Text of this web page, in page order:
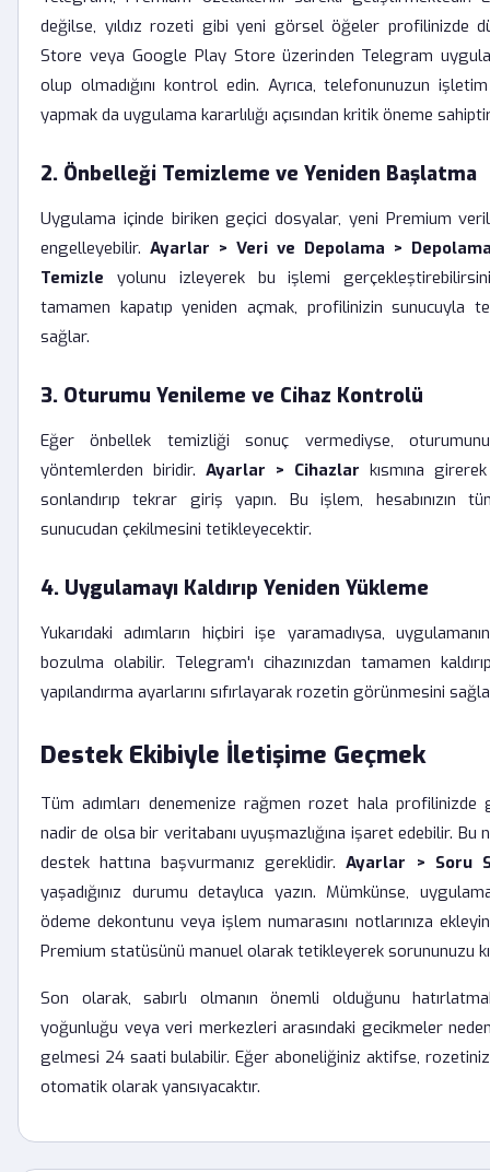
değilse, yıldız rozeti gibi yeni görsel öğeler profilinizde
Store veya Google Play Store üzerinden Telegram
olup olmadığını kontrol edin. Ayrıca, telefonunuzun
yapmak da uygulama kararlılığı açısından kritik öneme
2. Önbelleği Temizleme ve Yeniden Başlatma
Uygulama içinde biriken geçici dosyalar, yeni Premium
engelleyebilir. Ayarlar > Veri ve Depolama >
Temizle yolunu izleyerek bu işlemi
tamamen kapatıp yeniden açmak, profilinizin sunucuyla
sağlar.
3. Oturumu Yenileme ve Cihaz Kontrolü
Eğer önbellek temizliği sonuç vermediyse,
yöntemlerden biridir. Ayarlar > Cihazlar kısmına
sonlandırıp tekrar giriş yapın. Bu işlem, hesabınızın
sunucudan çekilmesini tetikleyecektir.
4. Uygulamayı Kaldırıp Yeniden Yükleme
Yukarıdaki adımların hiçbiri işe yaramadıysa,
bozulma olabilir. Telegram'ı cihazınızdan tamamen
yapılandırma ayarlarını sıfırlayarak rozetin görünmesini
Destek Ekibiyle İletişime Geçmek
Tüm adımları denemenize rağmen rozet hala
nadir de olsa bir veritabanı uyuşmazlığına işaret edebilir. Bu
destek hattına başvurmanız gereklidir.Ayarlar > Soru
yaşadığınız durumu detaylıca yazın. Mümkünse,
ödeme dekontunu veya işlem numarasını notlarınıza
Premium statüsünü manuel olarak tetikleyerek sorununuzu
Son olarak, sabırlı olmanın önemli olduğunu
yoğunluğu veya veri merkezleri arasındaki gecikmeler
gelmesi 24 saati bulabilir. Eğer aboneliğiniz aktifse,
otomatik olarak yansıyacaktır.